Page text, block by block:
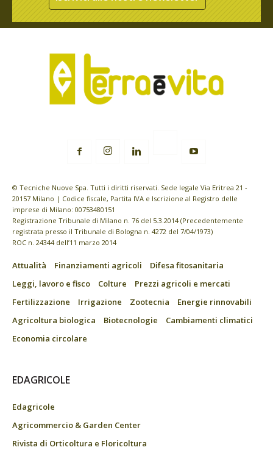
© Tecniche Nuove Spa. Tutti i diritti riservati. Sede legale Via Eritrea 21 -
20157 Milano | Codice fiscale, Partita IVA e Iscrizione al Registro delle
imprese di Milano: 00753480151
Registrazione Tribunale di Milano n. 76 del 5.3.2014 (Precedentemente
registrata presso il Tribunale di Bologna n. 4272 del 7/04/1973)
ROC n. 24344 dell’11 marzo 2014
Attualità Finanziamenti agricoli
Difesa fitosanitaria
Leggi, lavoro e fisco
Colture
Prezzi agricoli e mercati
Fertilizzazione
Irrigazione Zootecnia
Energie rinnovabili
Agricoltura biologica
Biotecnologie
Cambiamenti climatici
Economia circolare
EDAGRICOLE
Edagricole
Agricommercio & Garden Center
Rivista di Orticoltura e Floricoltura